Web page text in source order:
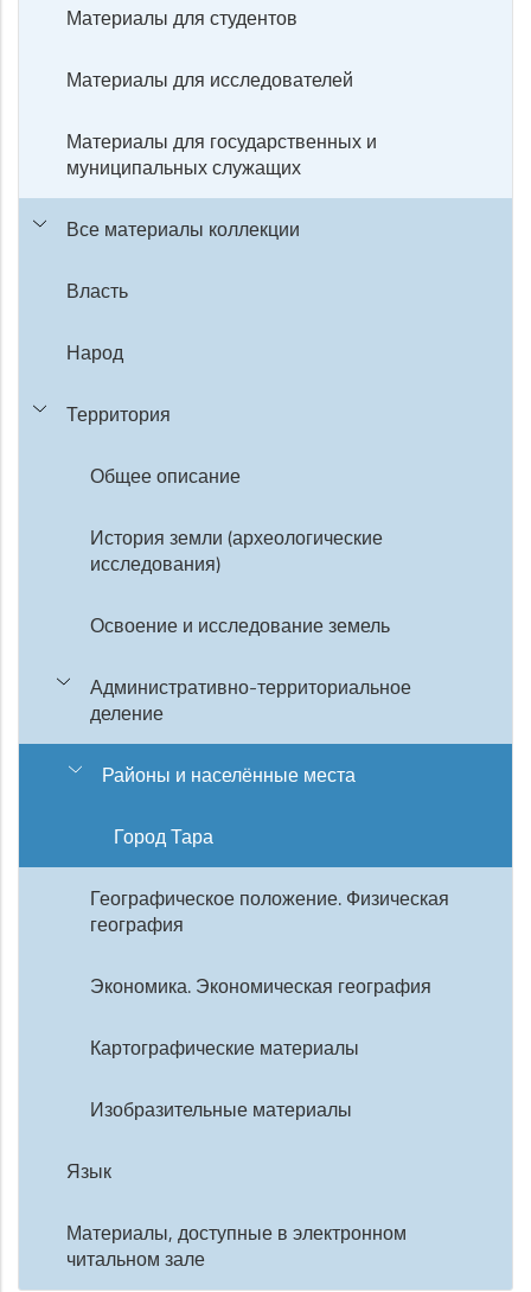
Материалы для студентов
Материалы для исследователей
Материалы для государственных и
муниципальных служащих
Все материалы коллекции
Власть
Народ
Территория
Общее описание
История земли (археологические
исследования)
Освоение и исследование земель
Административно-территориальное
деление
Районы и населённые места
Город Тара
Географическое положение. Физическая
география
Экономика. Экономическая география
Картографические материалы
Изобразительные материалы
Язык
Материалы, доступные в электронном
читальном зале